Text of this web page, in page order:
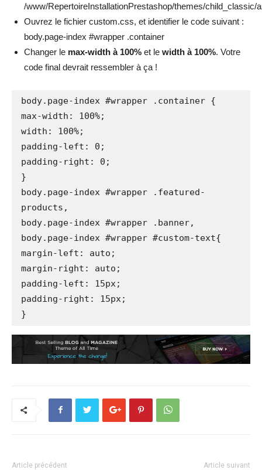
/www/RepertoireInstallationPrestashop/themes/
Ouvrez le fichier custom.css, et identifier le code suivant :
body.page-index #wrapper .container
Changer le max-width à 100% et le width à 100%. Votre
code final devrait ressembler à ça !
body.page-index #wrapper .container {
max-width: 100%;
width: 100%;
padding-left: 0;
padding-right: 0;
}
body.page-index #wrapper .featured-
products,
body.page-index #wrapper .banner,
body.page-index #wrapper #custom-text{
margin-left: auto;
margin-right: auto;
padding-left: 15px;
padding-right: 15px;
Article précédent Article suivant